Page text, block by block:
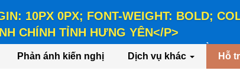
10PX 0PX; FONT-WEIGHT: BOLD;
CHÍNH TỈNH HƯNG YÊN</P>
WEIGHT: BOLD; COLOR: #FFEE58;">HÀNH
Phản ánh kiến nghị Dịch vụ khác Hỗ